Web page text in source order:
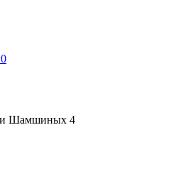
0
Шамшиных 4